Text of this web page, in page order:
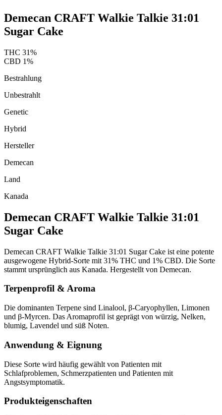
Demecan CRAFT Walkie Talkie 31:01
Sugar Cake
THC 31%
CBD 1%
Bestrahlung
Unbestrahlt
Genetic
Hybrid
Hersteller
Demecan
Land
Kanada
Demecan CRAFT Walkie Talkie 31:01
Sugar Cake
Demecan CRAFT Walkie Talkie 31:01 Sugar Cake ist eine potente
ausgewogene Hybrid-Sorte mit 31% THC und 1% CBD. Die Sorte
stammt ursprünglich aus Kanada. Hergestellt von Demecan.
Terpenprofil & Aroma
Die dominanten Terpene sind Linalool, β-Caryophyllen, Limonen
und β-Myrcen. Das Aromaprofil ist geprägt von würzig, Nelken,
blumig, Lavendel und süß Noten.
Anwendung & Eignung
Diese Sorte wird häufig gewählt von Patienten mit
Schlafproblemen, Schmerzpatienten und Patienten mit
Angstsymptomatik.
Produkteigenschaften